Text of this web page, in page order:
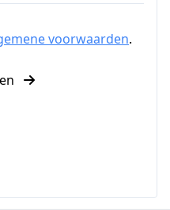
voorwaarden.